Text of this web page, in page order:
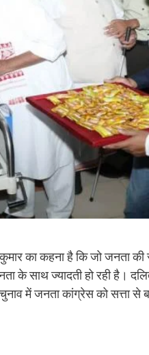
का कहना है कि जो जनता
साथ ज्यादती हो रही है।
में जनता कांग्रेस को सत्ता से